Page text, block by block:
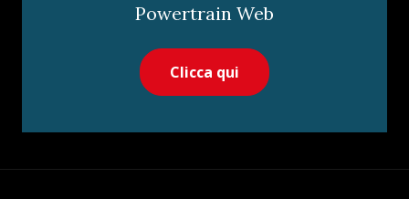
Powertrain Web
Clicca qui